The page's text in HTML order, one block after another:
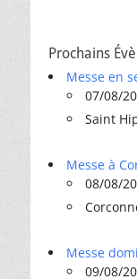
Prochains
Messe en
07/08/
Saint
Messe à
08/08/
Messe
09/08/